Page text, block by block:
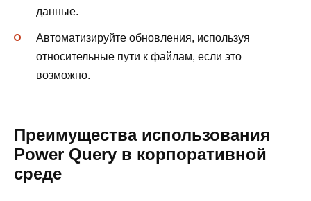
данные.
Автоматизируйте обновления, используя
относительные пути к файлам, если это
возможно.
Преимущества использования
Power Query в корпоративной
среде